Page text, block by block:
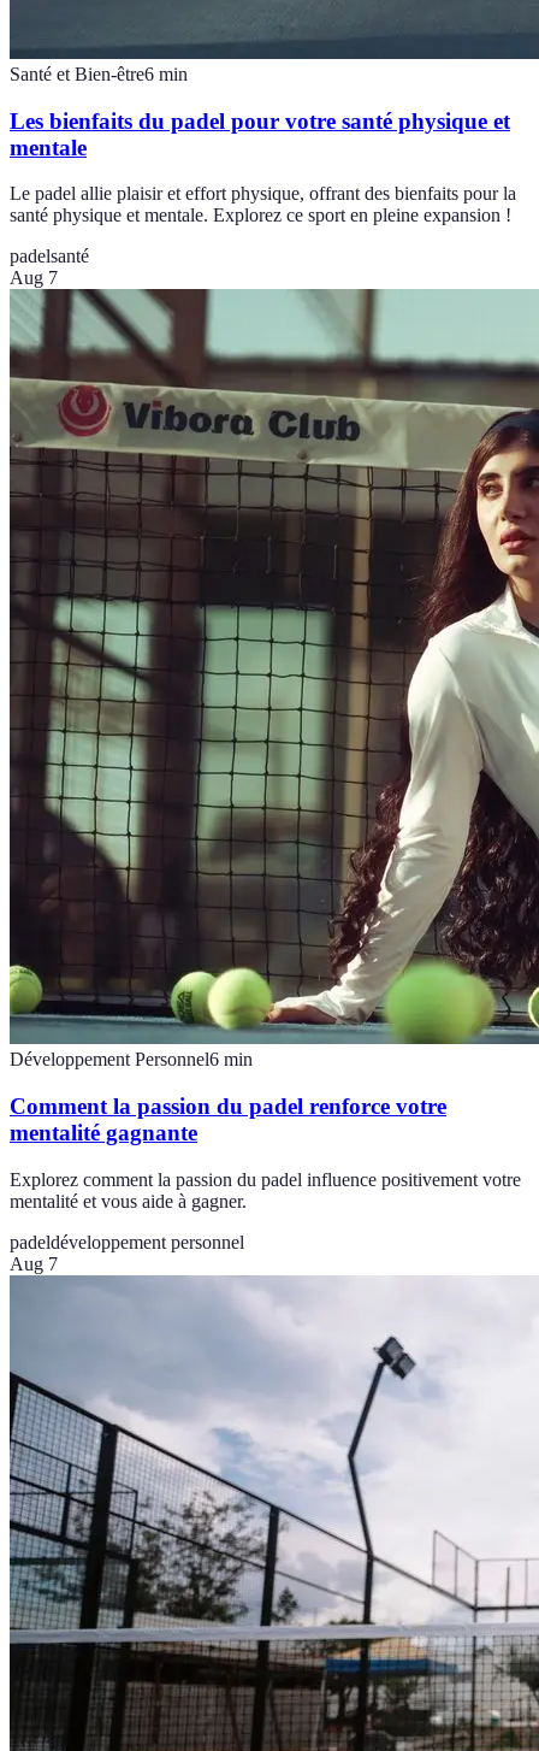
Santé et Bien-être6 min
Les bienfaits du padel pour votre santé physique et
mentale
Le padel allie plaisir et effort physique, offrant des bienfaits pour la
santé physique et mentale. Explorez ce sport en pleine expansion !
padelsanté
Aug 7
Développement Personnel6 min
Comment la passion du padel renforce votre
mentalité gagnante
Explorez comment la passion du padel influence positivement votre
mentalité et vous aide à gagner.
padeldéveloppement personnel
Aug 7